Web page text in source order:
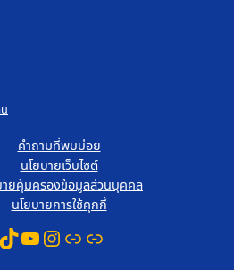
คำถามที่พบบ่อย
นโยบายเว็บไซต์
ายคุ้มครองข้อมูลส่วนบุคคล
นโยบายการใช้คุกกี้
TikTok
YouTube
Instagram
Link
Link